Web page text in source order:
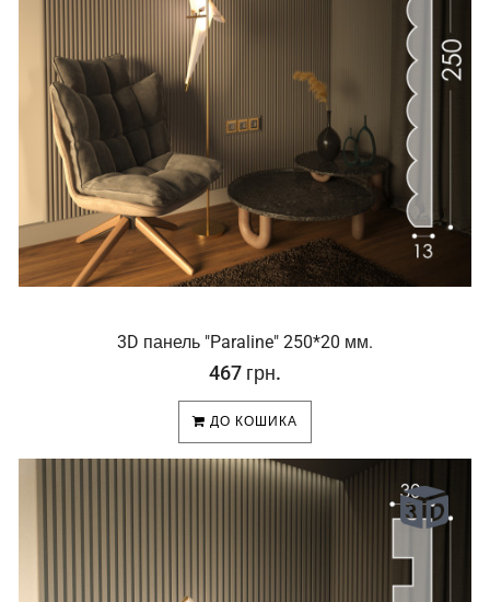
3D панель "Paraline" 250*20 мм.
467 грн.
ДО КОШИКА